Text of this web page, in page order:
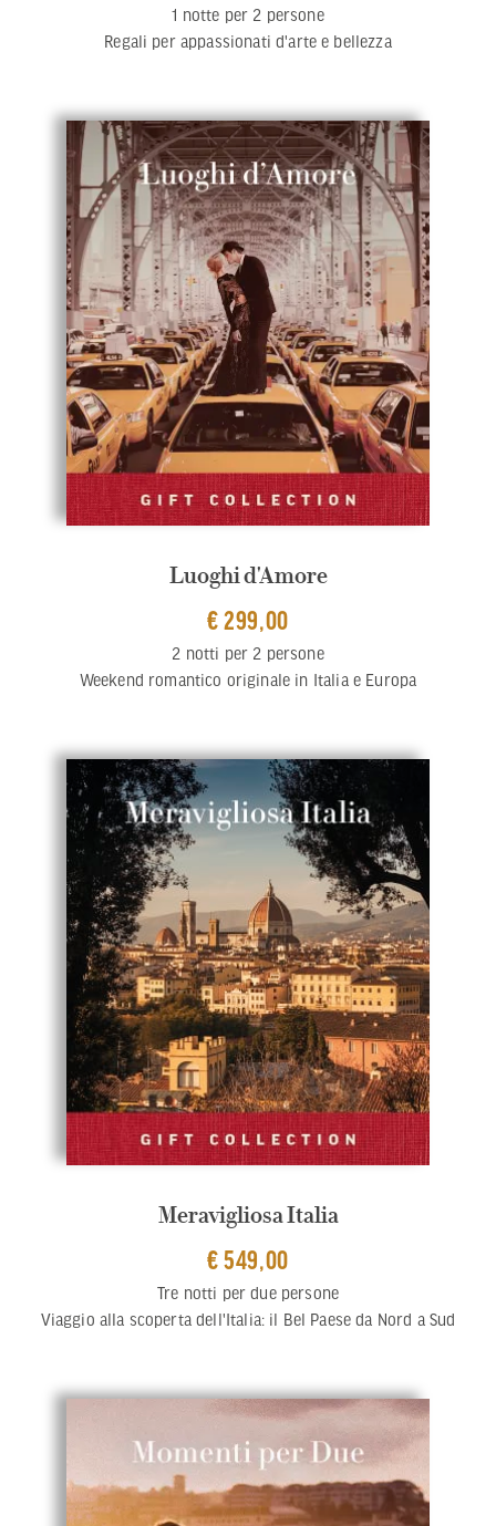
1 notte per 2 persone
Regali per appassionati d'arte e bellezza
Luoghi d'Amore
€ 299,00
2 notti per 2 persone
Weekend romantico originale in Italia e Europa
Meravigliosa Italia
€ 549,00
Tre notti per due persone
Viaggio alla scoperta dell'Italia: il Bel Paese da Nord a Sud